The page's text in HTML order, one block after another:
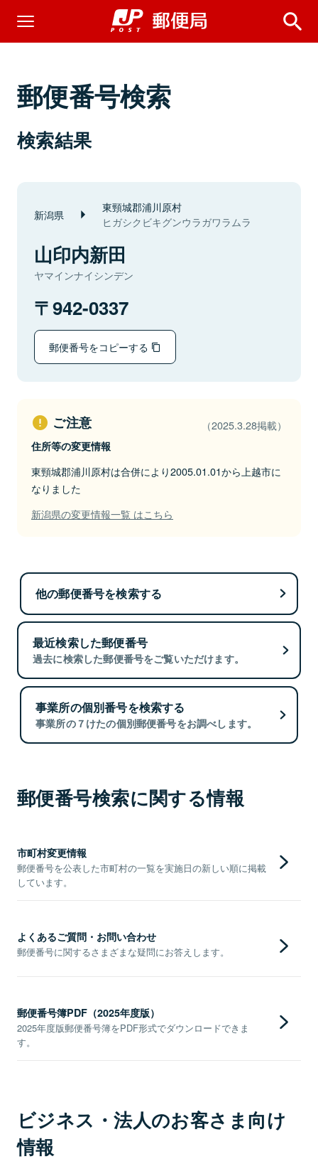
郵便番号検索
検索結果
新潟県 東頸城郡浦川原村
ヒガシクビキグンウラガワラムラ
山印内新田
ヤマインナイシンデン
942-0337
郵便番号をコピーする
ご注意 （2025.3.28掲載）
住所等の変更情報
東頸城郡浦川原村は合併により2005.01.01から上越市に
なりました
新潟県の変更情報一覧 はこちら
他の郵便番号を検索する
最近検索した郵便番号
過去に検索した郵便番号をご覧いただけます。
事業所の個別番号を検索する
事業所の７けたの個別郵便番号をお調べします。
郵便番号検索に関する情報
市町村変更情報
郵便番号を公表した市町村の一覧を実施日の新しい順に掲載
しています。
よくあるご質問・お問い合わせ
郵便番号に関するさまざまな疑問にお答えします。
郵便番号簿PDF（2025年度版）
2025年度版郵便番号簿をPDF形式でダウンロードできま
す。
ビジネス・法人のお客さま向け
情報